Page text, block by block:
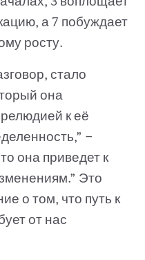
а 7 побуждает
росту.
стало
она
к её
—
она приведет к
Это
о том, что путь к
от нас